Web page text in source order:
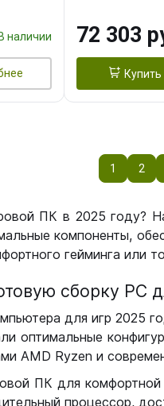
В наличии
960 ГБ SSD)
72 303
Купить
1 2
ПК в 2025 году?
компоненты,
гейминга или
сборку РС
для игр 2025
оптимальные
AMD Ryzen и
ПК для комфортной
процессор,